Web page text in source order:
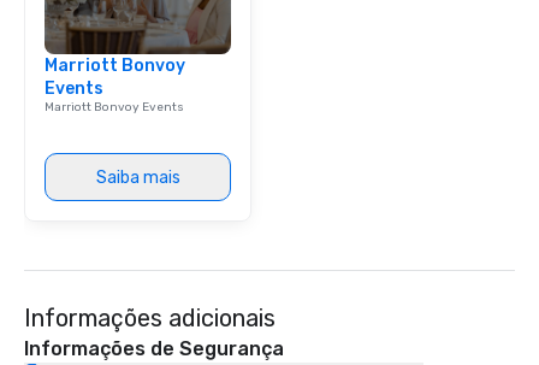
Marriott Bonvoy
Events
Marriott Bonvoy Events
Saiba mais
Informações adicionais
Informações de Segurança